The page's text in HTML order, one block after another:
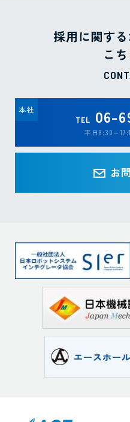
採用に関す
こ
本社
TEL 06-
平日8:30～
お